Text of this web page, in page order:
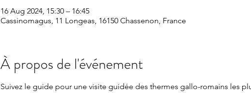
16 Aug 2024, 15:30 – 16:45
Cassinomagus, 11 Longeas, 16150 Chassenon, France
À propos de l'événement
Suivez le guide pour une visite guidée des thermes gallo-romains les